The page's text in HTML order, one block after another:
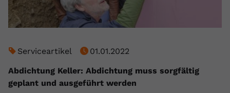
Serviceartikel
01.01.2022
Abdichtung Keller: Abdichtung muss sorgfältig
geplant und ausgeführt werden